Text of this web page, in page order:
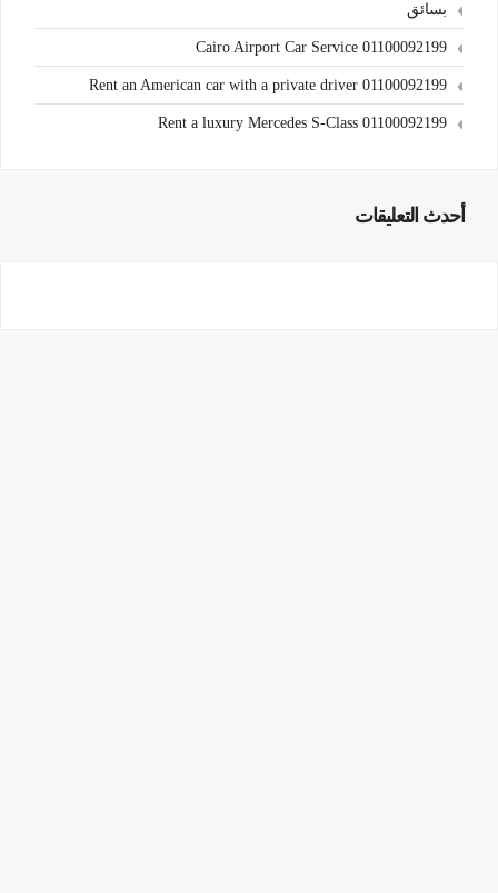
بسائق
Cairo Airport Car Service 01100092199
Rent an American car with a private driver 01100092199
Rent a luxury Mercedes S-Class 01100092199
أحدث التعليقات